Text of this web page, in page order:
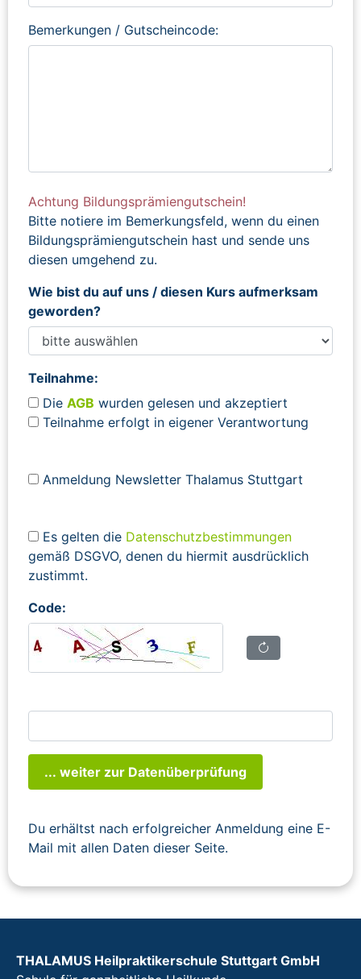
Bemerkungen / Gutscheincode:
Achtung Bildungsprämiengutschein!
Bitte notiere im Bemerkungsfeld, wenn du einen
Bildungsprämiengutschein hast und sende uns
diesen umgehend zu.
Wie bist du auf uns / diesen Kurs aufmerksam
geworden?
Teilnahme:
Die AGB wurden gelesen und akzeptiert
Teilnahme erfolgt in eigener Verantwortung
Anmeldung Newsletter Thalamus Stuttgart
Es gelten die Datenschutzbestimmungen
gemäß DSGVO, denen du hiermit ausdrücklich
zustimmt.
Code:
... weiter zur Datenüberprüfung
Du erhältst nach erfolgreicher Anmeldung eine E-
Mail mit allen Daten dieser Seite.
THALAMUS Heilpraktikerschule Stuttgart GmbH